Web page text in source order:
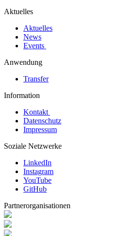
Aktuelles
Aktuelles
News
Events
Anwendung
Transfer
Information
Kontakt
Datenschutz
Impressum
Soziale Netzwerke
LinkedIn
Instagram
YouTube
GitHub
Partnerorganisationen